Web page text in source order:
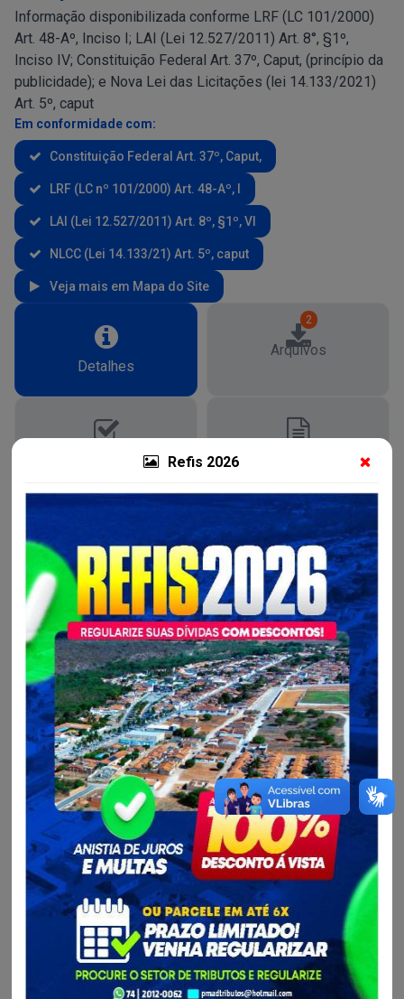
Refis 2026
Informação disponibilizada conforme LRF (LC 101/2000)
Art. 48-Aº, Inciso I; LAI (Lei 12.527/2011) Art. 8°, §1º,
Inciso IV; Constituição Federal Art. 37º, Caput, (princípio da
publicidade); e Nova Lei das Licitações (lei 14.133/2021)
Art. 5º, caput
Em conformidade com:
Constituição Federal Art. 37º, Caput,
LRF (LC nº 101/2000) Art. 48-Aº, I
LAI (Lei 12.527/2011) Art. 8º, §1º, VI
NLCC (Lei 14.133/21) Art. 5º, caput
Veja mais em Mapa do Site
Detalhes
2
Arquivos
Homologada
Modalidade:
Pregão Eletrônico para Registro de Preços
Objeto:
O objeto da presente licitação é a CONTRATAÇÃO DE
EMPRESA PARA PRESTAÇÃO DE SERVIÇOS GRÁFICOS,
OBJETIVANDO ATENDER AS DEMANDAS DO MUNICÍPIO
DE AMÉRICA DOURADA - BAHIA, conforme condições,
quantidades e exigências estabelecidas neste Edital e
seus anexos.
Nº da Licitação:
007/2026
Publicado em:
03/03/2026 às 09h18
Realização em:
13/03/2026 às 14h30